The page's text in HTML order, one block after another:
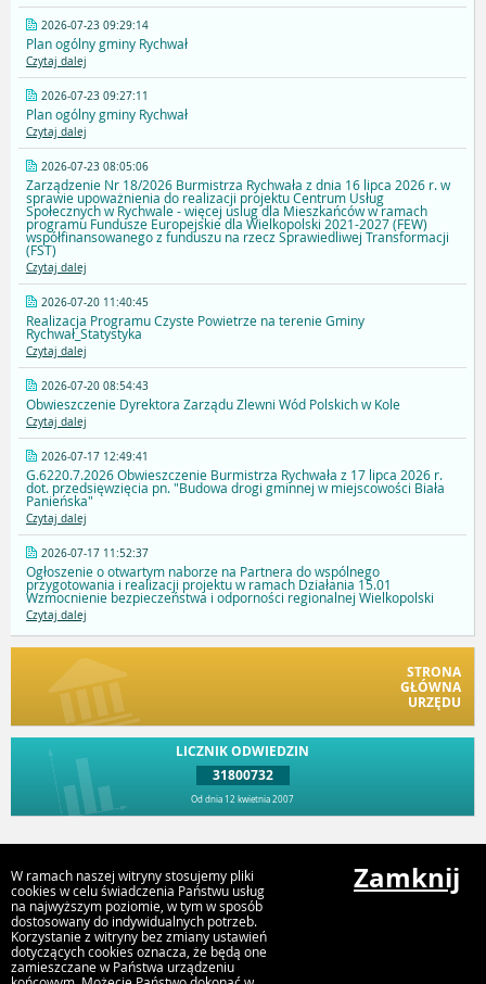
2026-07-23 09:29:14
Plan ogólny gminy Rychwał
Czytaj dalej
2026-07-23 09:27:11
Plan ogólny gminy Rychwał
Czytaj dalej
2026-07-23 08:05:06
Zarządzenie Nr 18/2026 Burmistrza Rychwała z dnia 16 lipca 2026 r. w
sprawie upoważnienia do realizacji projektu Centrum Usług
Społecznych w Rychwale - więcej uslug dla Mieszkańców w ramach
programu Fundusze Europejskie dla Wielkopolski 2021-2027 (FEW)
współfinansowanego z funduszu na rzecz Sprawiedliwej Transformacji
(FST)
Czytaj dalej
2026-07-20 11:40:45
Realizacja Programu Czyste Powietrze na terenie Gminy
Rychwał_Statystyka
Czytaj dalej
2026-07-20 08:54:43
Obwieszczenie Dyrektora Zarządu Zlewni Wód Polskich w Kole
Czytaj dalej
2026-07-17 12:49:41
G.6220.7.2026 Obwieszczenie Burmistrza Rychwała z 17 lipca 2026 r.
dot. przedsięwzięcia pn. "Budowa drogi gminnej w miejscowości Biała
Panieńska"
Czytaj dalej
2026-07-17 11:52:37
Ogłoszenie o otwartym naborze na Partnera do wspólnego
przygotowania i realizacji projektu w ramach Działania 15.01
Wzmocnienie bezpieczeństwa i odporności regionalnej Wielkopolski
Czytaj dalej
STRONA
GŁÓWNA
URZĘDU
LICZNIK ODWIEDZIN
31800732
Od dnia 12 kwietnia 2007
Urząd Gminy i Miasta Rychwał
Plac Wolności 16, 62-570 Rychwał
W ramach naszej witryny stosujemy pliki
cookies w celu świadczenia Państwu usług
na najwyższym poziomie, w tym w sposób
dostosowany do indywidualnych potrzeb.
Korzystanie z witryny bez zmiany ustawień
dotyczących cookies oznacza, że będą one
zamieszczane w Państwa urządzeniu
Zamknij